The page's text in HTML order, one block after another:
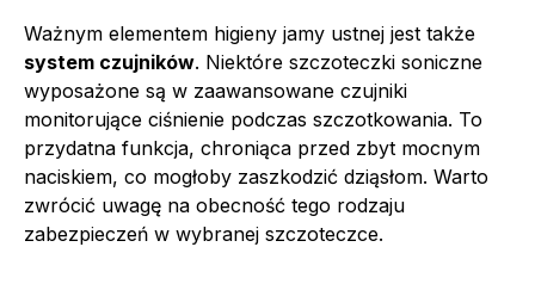
Ważnym elementem higieny jamy ustnej jest także
system czujników. Niektóre szczoteczki soniczne
wyposażone są w zaawansowane czujniki
monitorujące ciśnienie podczas szczotkowania. To
przydatna funkcja, chroniąca przed zbyt mocnym
naciskiem, co mogłoby zaszkodzić dziąsłom. Warto
zwrócić uwagę na obecność tego rodzaju
zabezpieczeń w wybranej szczoteczce.